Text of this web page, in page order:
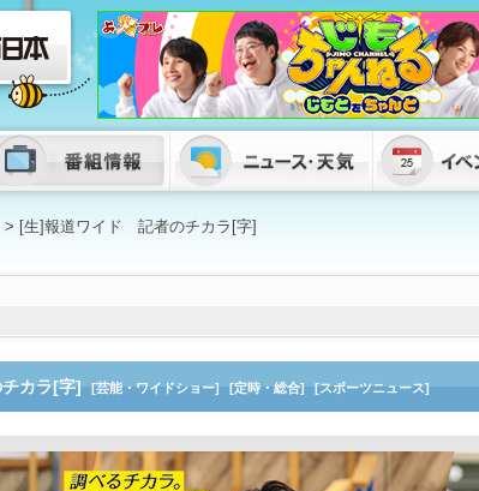
> [生]報道ワイド 記者のチカラ[字]
カラ[字] [芸能・ワイドショー] [定時・総合] [スポーツニュース]